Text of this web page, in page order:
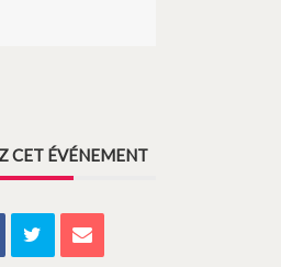
CET ÉVÉNEMENT